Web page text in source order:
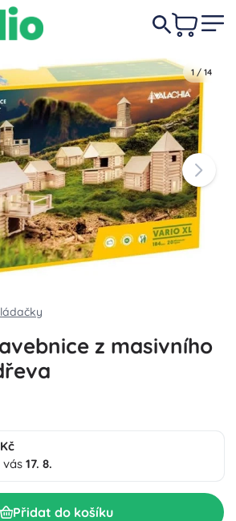
1/14
z masivního
vás 17. 8.
Přidat do košíku
Do košíku